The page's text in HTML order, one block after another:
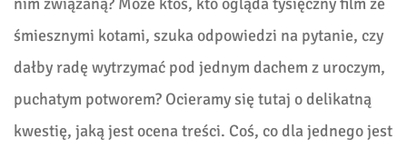
śmiesznymi kotami, szuka odpowiedzi na pytanie, czy
dałby radę wytrzymać pod jednym dachem z uroczym,
puchatym potworem? Ocieramy się tutaj o delikatną
kwestię, jaką jest ocena treści. Coś, co dla jednego jest